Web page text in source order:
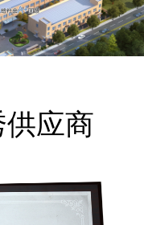
应商